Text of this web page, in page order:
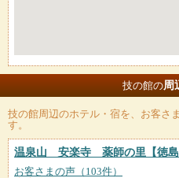
技の館の周
技の館周辺のホテル・宿を、お客さ
す。
温泉山 安楽寺 薬師の里 【徳
お客さまの声（103件）